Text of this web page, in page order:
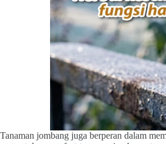
Tanaman jombang juga berperan dalam